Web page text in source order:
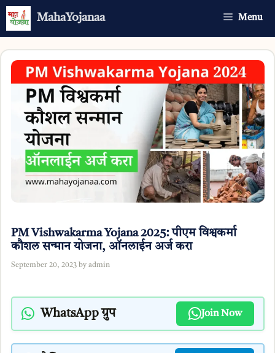
Skip
MahaYojanaa Menu
PM Vishwakarma Yojana 2025: पीएम विश्वकर्मा
कौशल सन्मान योजना, ऑनलाईन अर्ज करा
September 20, 2023 by admin
WhatsApp ग्रुप Join Now